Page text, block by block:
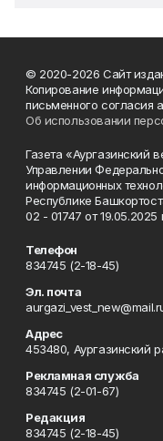
© 2020-2026 Сайт
Копирование
письменного согласия
Об использовании
Газета «Аургазинский
Управлении
информационных
Республике
02 - 01747 от 19.05.2025
Телефон
834745 (2-18-45)
Эл. почта
Адрес
453480, Аургазинский
Рекламная служба
834745 (2-01-67)
Редакция
834745 (2-18-45)